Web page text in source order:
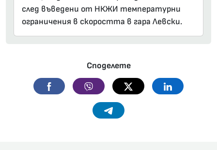
след въведени от НКЖИ температурни
ограничения в скоростта в гара Левски.
Споделете
Facebook Viber Twitter Linkedin
Telegram